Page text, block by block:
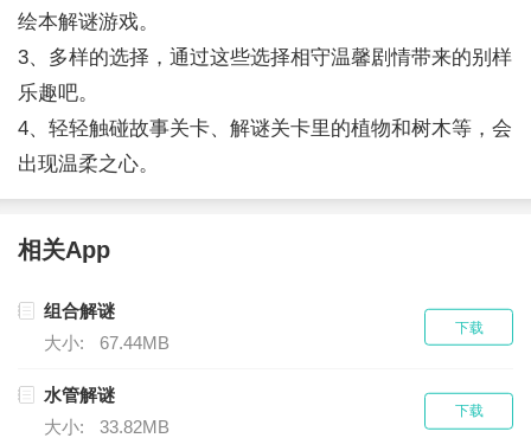
绘本解谜游戏。
3、多样的选择，通过这些选择相守温馨剧情带来的别样
乐趣吧。
4、轻轻触碰故事关卡、解谜关卡里的植物和树木等，会
出现温柔之心。
相关App
组合解谜
大小:
67.44MB
下载
水管解谜
大小:
33.82MB
下载